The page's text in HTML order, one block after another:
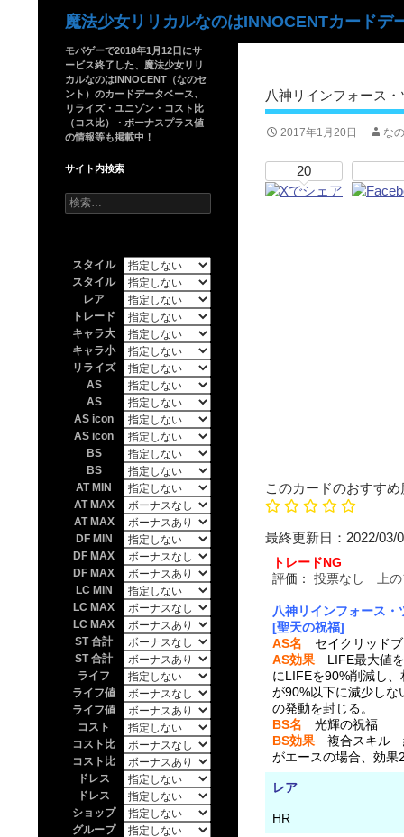
魔法少女リリカルなのはINNOCENTカードデ
八神リインフォース
2017年1月20日 な
20
このカードのおすすめ
最終更新日
トレードNG
評価：
投票なし 上の
八神リインフォース・
[聖天の祝福]
AS名 セイクリッド
AS効果 LIFE最大値
にLIFEを90%削減し
が90%以下に減少しな
の発動を封じる。
BS名 光輝の祝福
BS効果 複合スキル
がエースの場合、効果
レア
HR
モバゲーで2018年1月12日にサ
ービス終了した、魔法少女リリ
カルなのはINNOCENT（なのセ
ント）のカードデータベース、
リライズ・ユニゾン・コスト比
（コス比）・ボーナスプラス値
の情報等も掲載中！
サイト内検索
検
索:
スタイル
スタイル
レア
トレード
キャラ大
キャラ小
リライズ
AS
AS
AS icon
AS icon
BS
BS
AT MIN
AT MAX
AT MAX
DF MIN
DF MAX
DF MAX
LC MIN
LC MAX
LC MAX
ST 合計
ST 合計
ライフ
ライフ値
ライフ値
コスト
コスト比
コスト比
ドレス
ドレス
ショップ
グループ